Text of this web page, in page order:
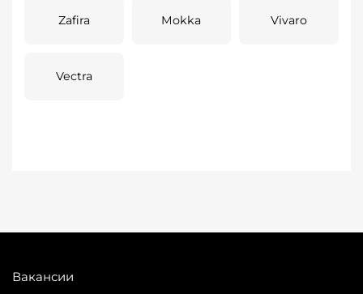
Zafira Mokka Vivaro
Vectra
Вакансии